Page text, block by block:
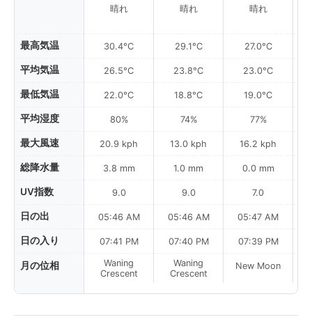
最高気温
平均気温
最低気温
平均湿度
最大風速
総降水量
UV指数
日の出
日の入り
月の位相
晴れ
30.4°C
26.5°C
22.0°C
80%
20.9 kph
3.8 mm
9.0
05:46 AM
07:41 PM
Waning
Crescent
晴れ
29.1°C
23.8°C
18.8°C
74%
13.0 kph
1.0 mm
9.0
05:46 AM
07:40 PM
Waning
Crescent
晴れ
27.0°C
23.0°C
19.0°C
77%
16.2 kph
0.0 mm
7.0
05:47 AM
07:39 PM
New Moon